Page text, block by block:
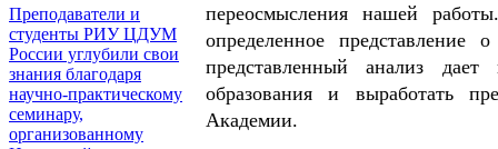
Преподаватели и
студенты РИУ ЦДУМ
России углубили свои
знания благодаря
научно-практическому
семинару,
организованному
переосмысления нашей
определенное
представленный анализ дает
образования и выработать
Академии.